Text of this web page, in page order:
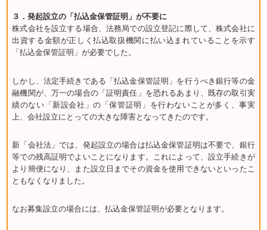
３．発起設立の「払込金保管証明」が不要に
株式会社を設立する場合、法務局での設立登記に際して、株式会社に
出資する金額が正しく払込取扱機関に払い込まれていることを示す
「払込金保管証明」が必要でした。
しかし、法定手続きである「払込金保管証明」を行うべき銀行等の金
融機関が、万一の場合の「証明責任」を恐れるあまり、既存の取引実
績のない「新設会社」の「保管証明」を行わないことが多く、事実
上、会社設立にとっての大きな障害となってきたのです。
新「会社法」では、発起設立の場合は払込金保管証明は不要で、銀行
等での残高証明でよいことになります。これによって、設立手続きが
より簡便になり、また設立日までその資金を使用できないといったこ
ともなくなりました。
なお募集設立の場合には、払込金保管証明が必要となります。